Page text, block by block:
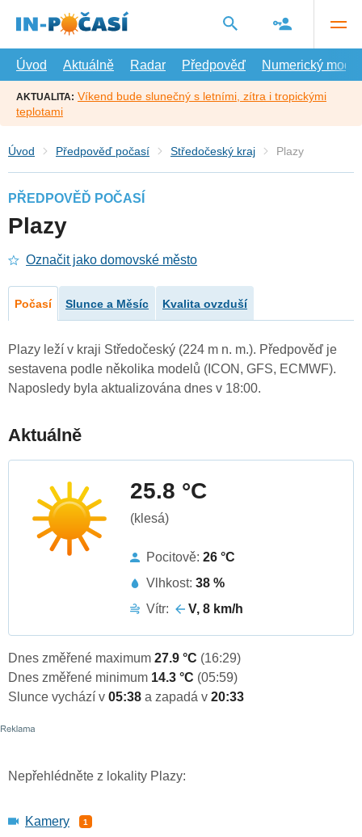
hlavní
Úvod
Aktuálně Radar Předpověď Numerický model
AKTUALITA: Víkend bude slunečný s letními, zítra i tropickými
teplotami
Úvod Předpověď počasí Středočeský kraj Plazy
PŘEDPOVĚĎ POČASÍ
Plazy
Označit jako domovské město
Počasí Slunce a Měsíc Kvalita ovzduší
Plazy leží v kraji Středočeský (224 m n. m.). Předpověď je
sestavena podle několika modelů (ICON, GFS, ECMWF).
Naposledy byla aktualizována dnes v 18:00.
Aktuálně
25.8 °C
(klesá)
Pocitově: 26 °C
Vlhkost: 38 %
Vítr:
V, 8 km/h
Dnes změřené maximum 27.9 °C (16:29)
Dnes změřené minimum 14.3 °C (05:59)
Slunce vychází v 05:38 a zapadá v 20:33
Nepřehlédněte z lokality Plazy:
Kamery 1